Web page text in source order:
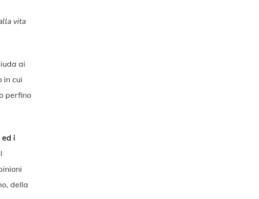
vita
ai
in cui
perfino
ed i
della